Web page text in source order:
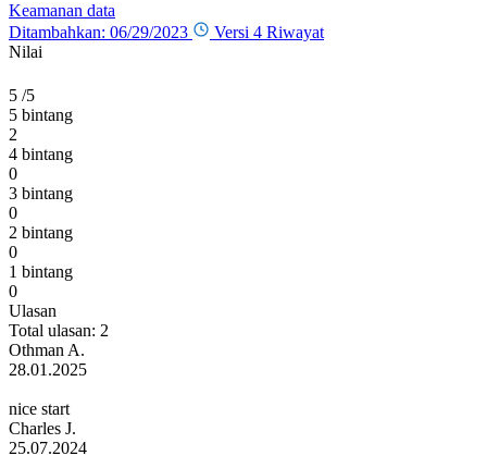
Keamanan data
Ditambahkan: 06/29/2023
Versi 4 Riwayat
Nilai
5 /5
5 bintang
2
4 bintang
0
3 bintang
0
2 bintang
0
1 bintang
0
Ulasan
Total ulasan: 2
Othman A.
28.01.2025
nice start
Charles J.
25.07.2024